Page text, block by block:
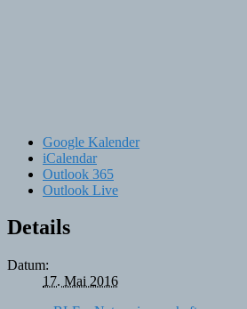
Google Kalender
iCalendar
Outlook 365
Outlook Live
Details
Datum:
17. Mai 2016